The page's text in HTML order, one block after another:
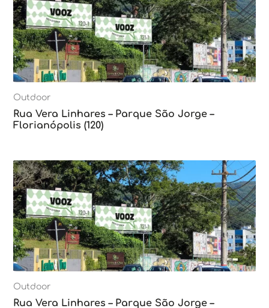
Outdoor
Rua Vera Linhares – Parque São Jorge –
Florianópolis (120)
Outdoor
Rua Vera Linhares – Parque São Jorge –